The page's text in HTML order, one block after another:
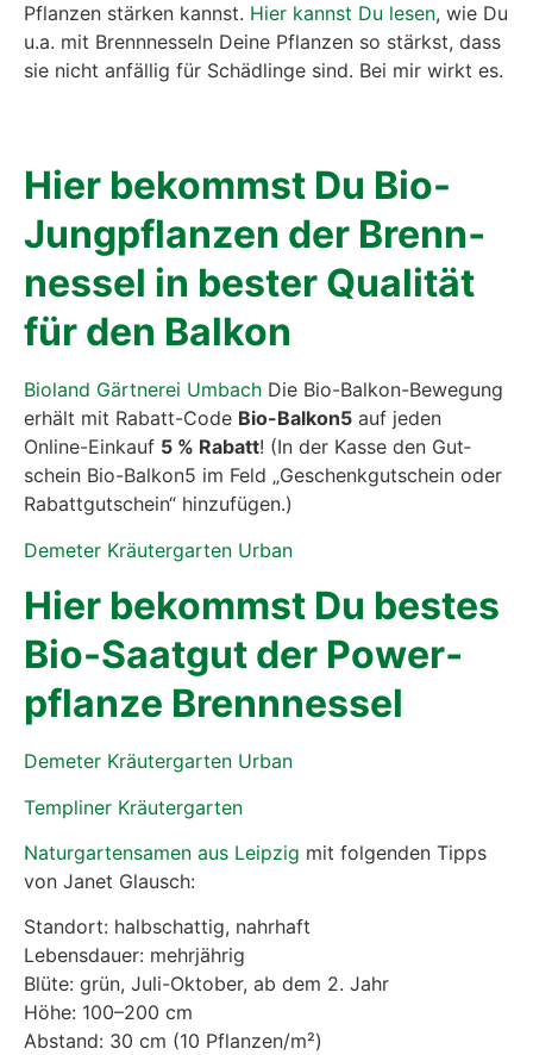
Pflan­zen stär­ken kannst. Hier kannst Du lesen, wie Du
u.a. mit Brenn­nes­seln Dei­ne Pflan­zen so stärkst, dass
sie nicht anfäl­lig für Schäd­lin­ge sind. Bei mir wirkt es.
Hier bekommst Du Bio-
Jung­pflan­zen der Brenn­
nes­sel in bes­ter Qua­li­tät
für den Bal­kon
Bio­land Gärt­ne­rei Umbach Die Bio-Bal­kon-Bewe­gung
erhält mit Rabatt-Code Bio-Bal­kon5 auf jeden
Online-Ein­kauf 5 % Rabatt! (In der Kas­se den Gut­
schein Bio-Bal­kon5 im Feld „Geschenk­gut­schein oder
Rabatt­gut­schein“ hin­zu­fü­gen.)
Deme­ter Kräu­ter­gar­ten Urban
Hier bekommst Du bes­tes
Bio-Saat­gut der Power­
pflan­ze Brenn­nes­sel
Deme­ter Kräu­ter­gar­ten Urban
Temp­li­ner Kräu­ter­gar­ten
Natur­gar­ten­sa­men aus Leip­zig mit fol­gen­den Tipps
von Janet Glausch:
Stand­ort: halb­schat­tig, nahr­haft
Lebens­dau­er: mehr­jäh­rig
Blü­te: grün, Juli-Okto­ber, ab dem 2. Jahr
Höhe: 100–200 cm
Abstand: 30 cm (10 Pflanzen/m²)